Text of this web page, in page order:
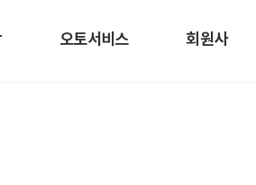
오토서비스 회원사